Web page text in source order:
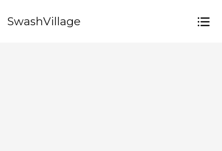
SwashVillage